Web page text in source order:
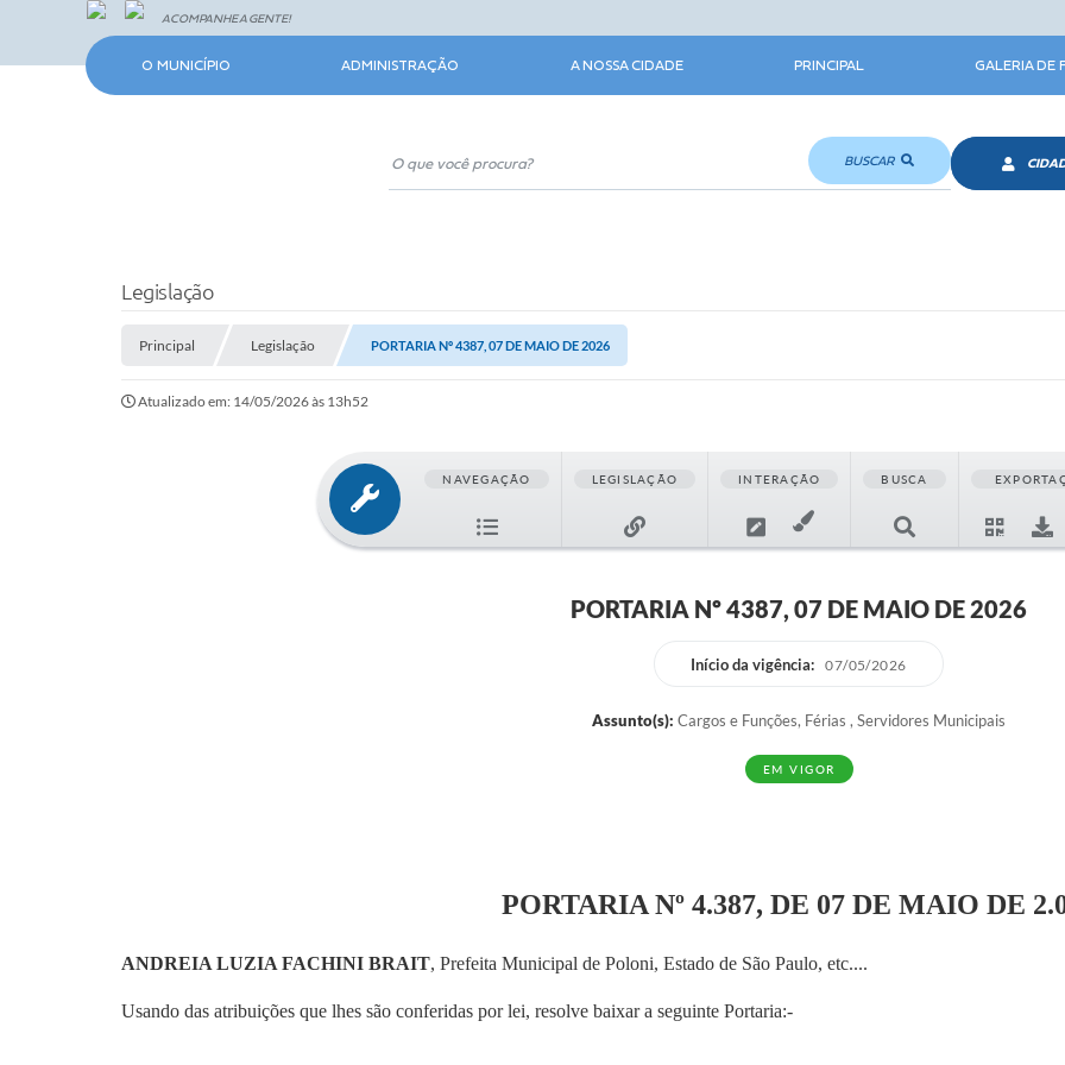
ACOMPANHE A GENTE!
O MUNICÍPIO ADMINISTRAÇÃO A NOSSA CIDADE PRINCIPAL GALERIA DE
BUSCAR
Legislação
Principal Legislação PORTARIA Nº 4387, 07 DE MAIO DE 2026
Atualizado em: 14/05/2026 às 13h52
NAVEGAÇÃO LEGISLAÇÃO INTERAÇÃO BUSCA
PORTARIA Nº 4387, 07 DE MAIO DE 2026
Início da vigência: 07/05/2026
Assunto(s): Cargos e Funções, Férias , Servidores Municipais
EM VIGOR
PORTARIA Nº 4.387, DE 07 DE MAIO DE
ANDREIA LUZIA FACHINI BRAIT, Prefeita Municipal de Poloni, Estado de São Paulo, etc....
Usando das atribuições que lhes são conferidas por lei, resolve baixar a seguinte Portaria:-